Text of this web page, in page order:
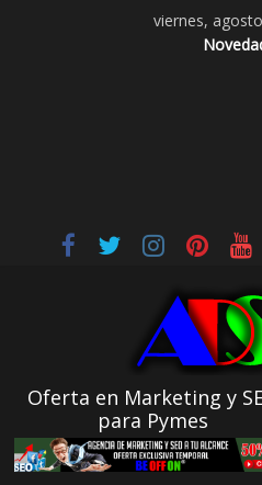
viernes,
Oferta en Marketing y
para Pymes